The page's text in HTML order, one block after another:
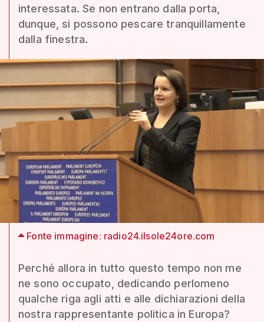
interessata. Se non entrano dalla porta,
dunque, si possono pescare tranquillamente
dalla finestra.
Fonte immagine: radio24.ilsole24ore.com
Perché allora in tutto questo tempo non me
ne sono occupato, dedicando perlomeno
qualche riga agli atti e alle dichiarazioni della
nostra rappresentante politica in Europa?